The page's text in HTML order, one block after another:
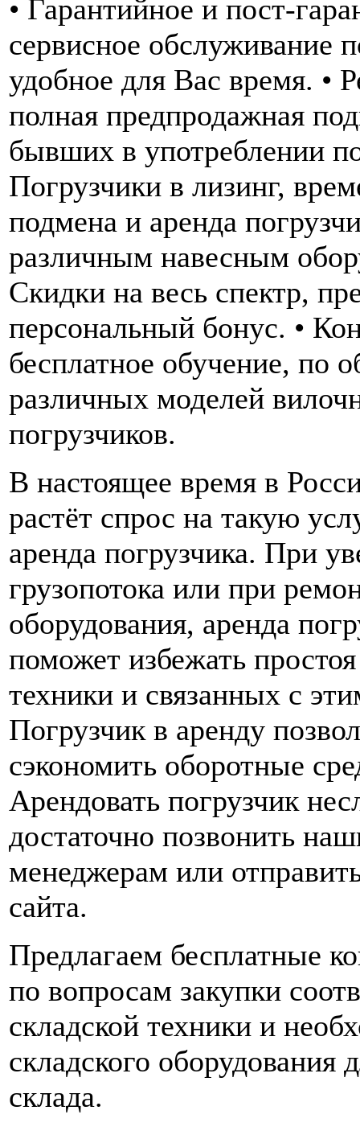
• Гарантийное и пост-
сервисное обслуживание
удобное для Вас время. •
полная предпродажная
бывших в употреблении
Погрузчики в лизинг,
подмена и аренда
различным навесным
Скидки на весь спектр,
персональный бонус. •
бесплатное обучение, по
различных моделей
погрузчиков.
В настоящее время в
растёт спрос на такую
аренда погрузчика. При
грузопотока или при
оборудования, аренда
поможет избежать
техники и связанных с
Погрузчик в аренду
сэкономить оборотные
Арендовать погрузчик
достаточно позвонить
менеджерам или
сайта.
Предлагаем бесплатные
по вопросам закупки
складской техники и
складского оборудования
склада.